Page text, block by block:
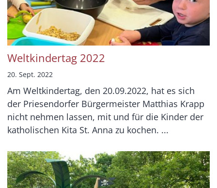
Weltkindertag 2022
20. Sept. 2022
Am Weltkindertag, den 20.09.2022, hat es sich
der Priesendorfer Bürgermeister Matthias Krapp
nicht nehmen lassen, mit und für die Kinder der
katholischen Kita St. Anna zu kochen. ...